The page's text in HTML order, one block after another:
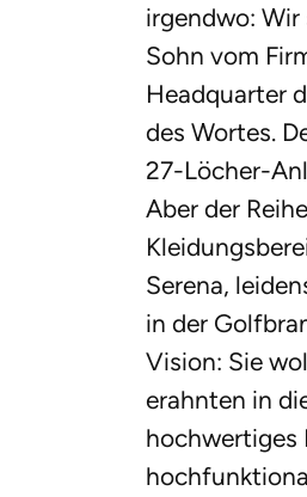
irgendwo:
Sohn vom
Headquarter
des Wortes.
27-Löcher-
Aber der
Serena,
in der
Vision: Sie
erahnten in
hochwertiges